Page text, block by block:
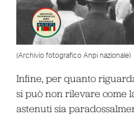
(Archivio fotografico Anpi nazionale)
Infine, per quanto
si può non rilevare come
astenuti sia